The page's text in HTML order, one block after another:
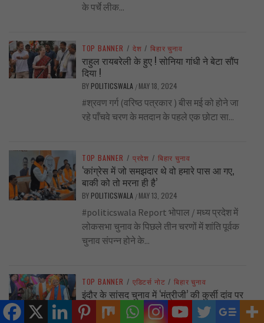
के पर्चे लीक...
TOP BANNER / देश / बिहार चुनाव
राहुल रायबरेली के हुए ! सोनिया गांधी ने बेटा सौंप
दिया !
BY POLITICSWALA / MAY 18, 2024
#श्रवण गर्ग (वरिष्ठ पत्रकार ) बीस मई को होने जा
रहे पाँचवे चरण के मतदान के पहले एक छोटा सा...
TOP BANNER / प्रदेश / बिहार चुनाव
‘कांग्रेस में जो समझदार थे वो हमारे पास आ गए,
बाकी को तो मरना ही है’
BY POLITICSWALA / MAY 13, 2024
#politicswala Report भोपाल / मध्य प्रदेश में
लोकसभा चुनाव के पिछले तीन चरणों में शांति पूर्वक
चुनाव संपन्न होने के...
TOP BANNER / एडिटर्स नोट / बिहार चुनाव
इंदौर के सांसद चुनाव में ‘मंत्रीजी’ की कुर्सी दांव पर
BY POLITICSWALA/MAY 12, 2024